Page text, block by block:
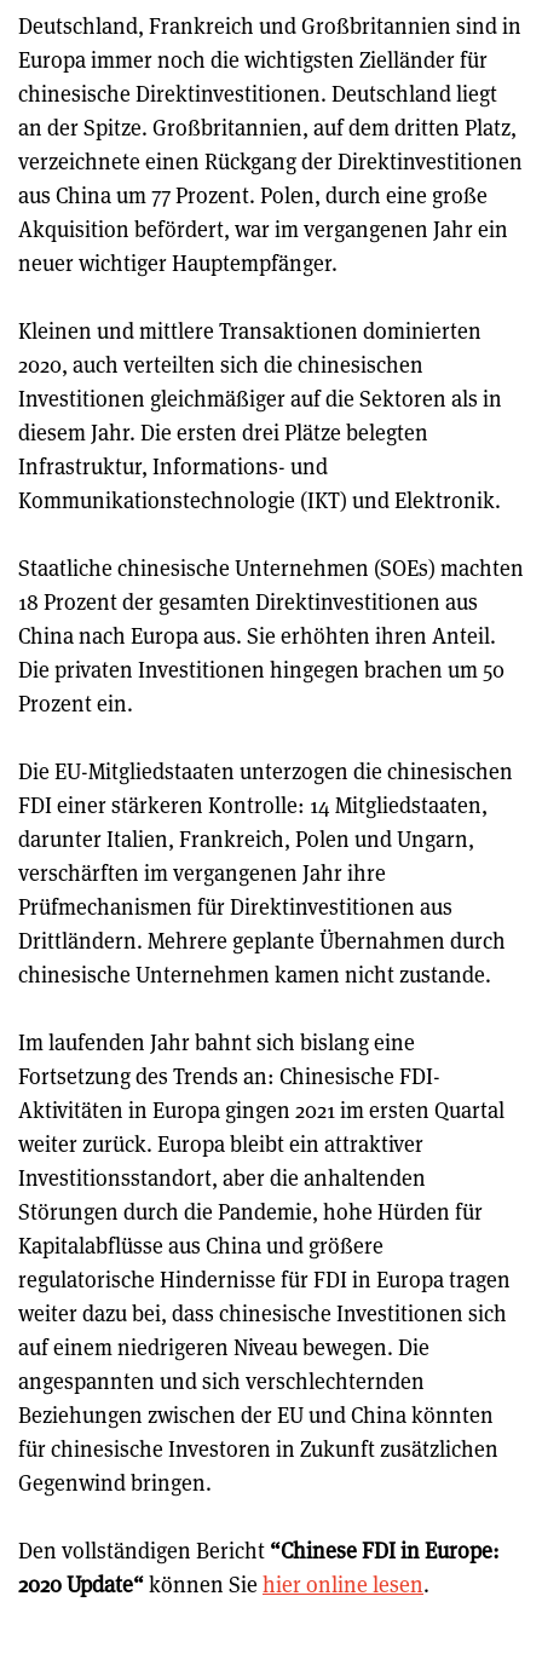
Deutschland, Frankreich und Großbritannien sind in
Europa immer noch die wichtigsten Zielländer für
chinesische Direktinvestitionen. Deutschland liegt
an der Spitze. Großbritannien, auf dem dritten Platz,
verzeichnete einen Rückgang der Direktinvestitionen
aus China um 77 Prozent. Polen, durch eine große
Akquisition befördert, war im vergangenen Jahr ein
neuer wichtiger Hauptempfänger.
Kleinen und mittlere Transaktionen dominierten
2020, auch verteilten sich die chinesischen
Investitionen gleichmäßiger auf die Sektoren als in
diesem Jahr. Die ersten drei Plätze belegten
Infrastruktur, Informations- und
Kommunikationstechnologie (IKT) und Elektronik.
Staatliche chinesische Unternehmen (SOEs) machten
18 Prozent der gesamten Direktinvestitionen aus
China nach Europa aus. Sie erhöhten ihren Anteil.
Die privaten Investitionen hingegen brachen um 50
Prozent ein.
Die EU-Mitgliedstaaten unterzogen die chinesischen
FDI einer stärkeren Kontrolle: 14 Mitgliedstaaten,
darunter Italien, Frankreich, Polen und Ungarn,
verschärften im vergangenen Jahr ihre
Prüfmechanismen für Direktinvestitionen aus
Drittländern. Mehrere geplante Übernahmen durch
chinesische Unternehmen kamen nicht zustande.
Im laufenden Jahr bahnt sich bislang eine
Fortsetzung des Trends an: Chinesische FDI-
Aktivitäten in Europa gingen 2021 im ersten Quartal
weiter zurück. Europa bleibt ein attraktiver
Investitionsstandort, aber die anhaltenden
Störungen durch die Pandemie, hohe Hürden für
Kapitalabflüsse aus China und größere
regulatorische Hindernisse für FDI in Europa tragen
weiter dazu bei, dass chinesische Investitionen sich
auf einem niedrigeren Niveau bewegen. Die
angespannten und sich verschlechternden
Beziehungen zwischen der EU und China könnten
für chinesische Investoren in Zukunft zusätzlichen
Gegenwind bringen.
Den vollständigen Bericht “Chinese FDI in Europe:
2020 Update“können Sie hier online lesen.